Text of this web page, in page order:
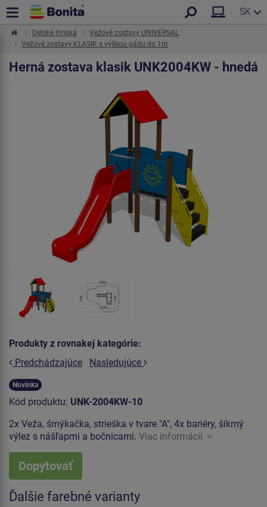
SK
Detské ihriská
Vežové zostavy UNIVERSAL
Vežové zostavy KLASIK s výškou pádu do 1m
Herná zostava klasik UNK2004KW - hnedá
Produkty z rovnakej kategórie:
Predchádzajúce
Nasledujúce
Novinka
Kód produktu: UNK-2004KW-10
2x Veža, šmýkačka, strieška v tvare "A", 4x bariéry, šikmý
výlez s nášľapmi a bočnicami. Viac informácií
Dopytovať
Ďalšie farebné varianty